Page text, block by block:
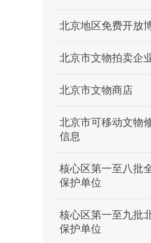
北京地区免费开放
北京市文物拍卖企
北京市文物商店
北京市可移动文物
信息
核心区第一至八批
保护单位
核心区第一至九批
保护单位